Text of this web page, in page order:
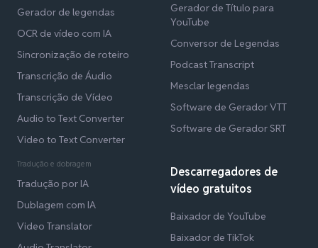
Gerador de legendas
OCR de vídeo com IA
Sincronização de roteiro
Transcrição de Áudio
Transcrição de Vídeo
Audio to Text Converter
Video to Text Converter
Tradução e dobragem
Tradução por IA
Dublagem com IA
Video Translator
Gerador de Título para
YouTube
Conversor de Legendas
Podcast Transcript
Mesclar legendas
Software de Gerador VTT
Software de Gerador SRT
Descarregadores de
vídeo gratuitos
Baixador de YouTube
Baixador de TikTok